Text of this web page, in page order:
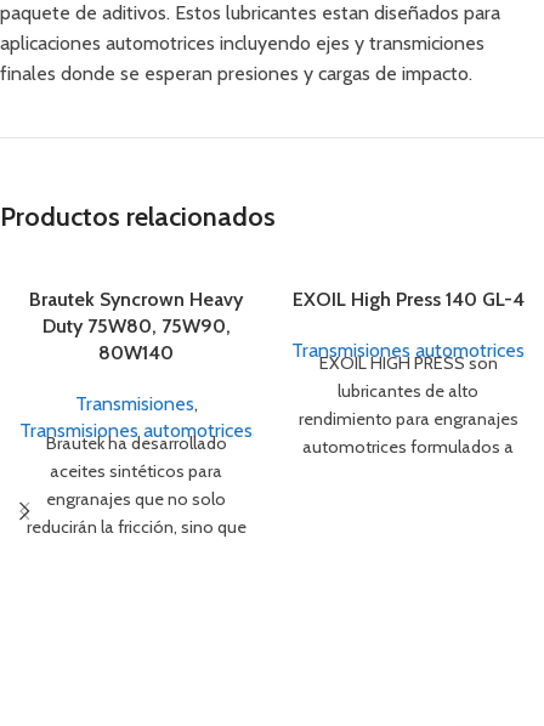
paquete de aditivos. Estos lubricantes estan diseñados para
aplicaciones automotrices incluyendo ejes y transmiciones
finales donde se esperan presiones y cargas de impacto.
Productos relacionados
Brautek Syncrown Heavy
Duty 75W80, 75W90,
80W140
Transmisiones,
Transmisiones automotrices
Brautek ha desarrollado
aceites sintéticos para
engranajes que no solo
reducirán la fricción, sino que
EXOIL High Press 140 GL-4
Transmisiones automotrices
EXOIL HIGH PRESS son
lubricantes de alto
rendimiento para engranajes
automotrices formulados a